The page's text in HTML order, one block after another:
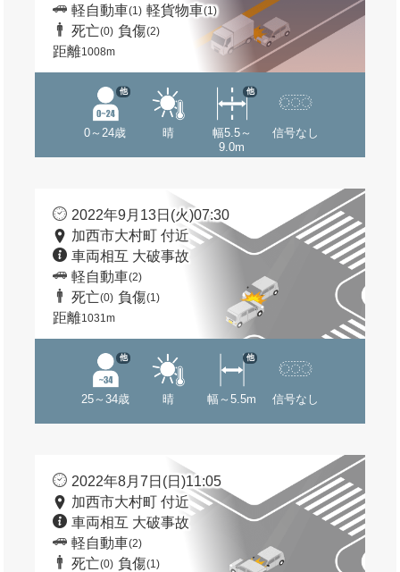
軽自動車(1) 軽貨物車(1)
死亡(0) 負傷(2)
距離1008m
0～24歳
他
晴
幅5.5～
9.0m
他
信号なし
2022年9月13日(火)07:30
加西市大村町 付近
車両相互 大破事故
軽自動車(2)
死亡(0) 負傷(1)
距離1031m
25～34歳
他
晴 幅～5.5m
他
信号なし
2022年8月7日(日)11:05
加西市大村町 付近
車両相互 大破事故
軽自動車(2)
死亡(0) 負傷(1)